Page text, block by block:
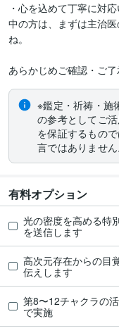
・心を込めて丁寧に対
中の方は、まずは主治
ね。
あらかじめご確認・ご
※鑑定・祈祷・施
の参考としてご
を保証するもの
言ではありません
有料オプション
光の密度を高める特
を送信します
高次元存在からの目
伝えします
第8〜12チャクラの
で実施